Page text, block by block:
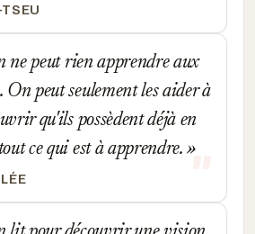
ne peut rien apprendre aux
On peut seulement les aider à
qu'ils possèdent déjà en
ce qui est à apprendre.